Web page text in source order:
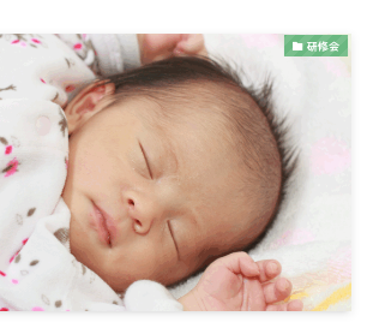
研修会